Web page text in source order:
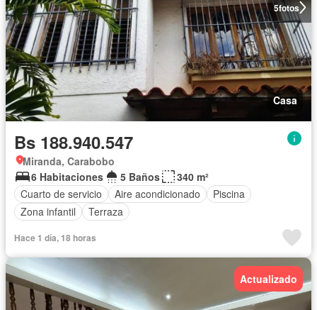
5fotos
Casa
Bs 188.940.547
Miranda, Carabobo
6 Habitaciones
5 Baños
340 m²
Cuarto de servicio
Aire acondicionado
Piscina
Zona infantil
Terraza
Hace 1 día, 18 horas
Actualizado